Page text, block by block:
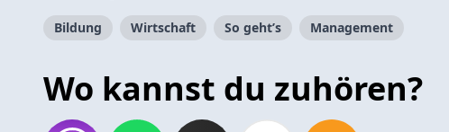
Bildung Wirtschaft So geht’s Management
Wo kannst du zuhören?